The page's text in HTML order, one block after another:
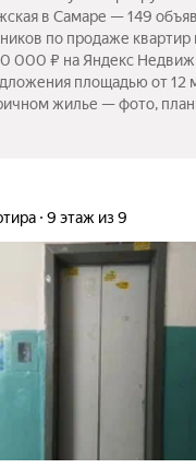
в Самаре — 149
по продаже квартир
000 ₽ на Яндекс
площадью от 12
жилье — фото,
9 этаж из 9